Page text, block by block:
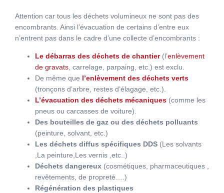
Attention car tous les déchets volumineux ne sont pas des
encombrants. Ainsi l’évacuation de certains d’entre eux
n’entrent pas dans le cadre d’une collecte d’encombrants :
Le débarras des déchets de chantier(l’enlèvement
de gravats, carrelage, parpaing, etc.) est exclu.
De même que l’enlèvement des déchets verts
(tronçons d’arbre, restes d’élagage, etc.).
L’évacuation des déchets mécaniques (comme les
pneus ou carcasses de voiture).
Des bouteilles de gaz ou des déchets polluants
(peinture, solvant, etc.)
Les déchets diffus spécifiques DDS (Les solvants
,La peinture,Les vernis ,etc..)
Déchets dangereux (cosmétiques, pharmaceutiques ,
revêtements, de propreté….)
Régénération des plastiques